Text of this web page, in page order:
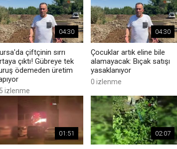
04:30
çiftçinin sırrı
çıktı! Gübreye tek
ödemeden üretim
izlenme
04:30
Çocuklar artık eline bile
alamayacak: Bıçak satışı
yasaklanıyor
0 izlenme
01:51 02:07